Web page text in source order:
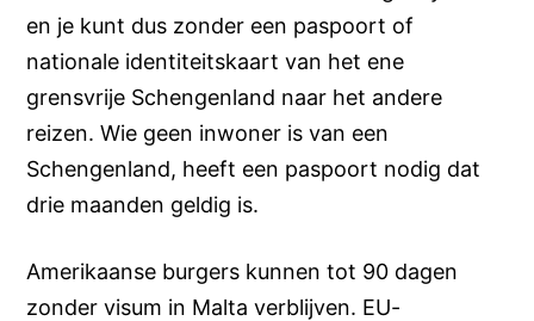
en je kunt dus zonder een paspoort of
nationale identiteitskaart van het ene
grensvrije Schengenland naar het andere
reizen. Wie geen inwoner is van een
Schengenland, heeft een paspoort nodig dat
drie maanden geldig is.
Amerikaanse burgers kunnen tot 90 dagen
zonder visum in Malta verblijven. EU-